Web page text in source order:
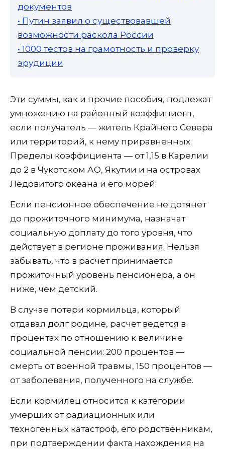
документов
• Путин заявил о существовавшей
возможности раскола России
• 1000 тестов на грамотность и проверку
эрудиции
Эти суммы, как и прочие пособия, подлежат
умножению на районный коэффициент,
если получатель — житель Крайнего Севера
или территорий, к нему приравненных.
Пределы коэффициента — от 1,15 в Карелии
до 2 в Чукотском АО, Якутии и на островах
Ледовитого океана и его морей.
Если пенсионное обеспечение не дотянет
до прожиточного минимума, назначат
социальную доплату до того уровня, что
действует в регионе проживания. Нельзя
забывать, что в расчет принимается
прожиточный уровень пенсионера, а он
ниже, чем детский.
В случае потери кормильца, который
отдавал долг родине, расчет ведется в
процентах по отношению к величине
социальной пенсии: 200 процентов —
смерть от военной травмы, 150 процентов —
от заболевания, полученного на службе.
Если кормилец относится к категории
умерших от радиационных или
техногенных катастроф, его родственникам,
при подтверждении факта нахождения на